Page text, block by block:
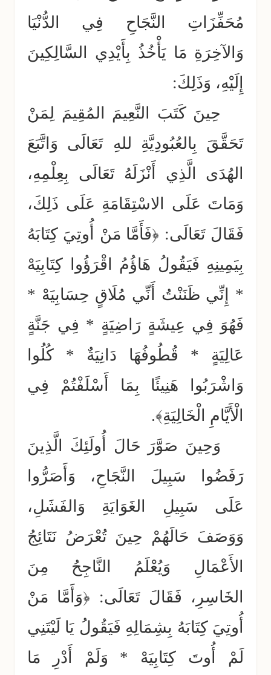
مُحَفِّزَاتِ النَّجَاحِ فِي الدُّنْيَا
وَالآخِرَةِ مَا يَأْخُذُ بِأَيْدِي السَّالِكِينَ
إِلَيْهِ، وَذَلِكَ:
حِينَ كَتَبَ النَّعِيمَ المُقِيمَ لِمَنْ
تَحَقَّقَ بِالعُبُودِيَّةِ للهِ تَعَالَى وَاتَّبَعَ
الهُدَى الَّذِي أَنْزَلَهُ تَعَالَى بِعِلْمِهِ،
وَمَاتَ عَلَى الاسْتِقَامَةِ عَلَى ذَلِكَ،
فَقَالَ تَعَالَى: ﴿فَأَمَّا مَنْ أُوتِيَ كِتَابَهُ
بِيَمِينِهِ فَيَقُولُ هَاؤُمُ اقْرَؤُوا كِتَابِيَهْ
* إِنِّي ظَنَنْتُ أَنِّي مُلَاقٍ حِسَابِيَهْ *
فَهُوَ فِي عِيشَةٍ رَاضِيَةٍ * فِي جَنَّةٍ
عَالِيَةٍ * قُطُوفُهَا دَانِيَةٌ * كُلُوا
وَاشْرَبُوا هَنِيئًا بِمَا أَسْلَفْتُمْ فِي
الْأَيَّامِ الْخَالِيَةِ﴾.
وَحِينَ صَوَّرَ حَالَ أُولَئِكَ الَّذِينَ
رَفَضُوا سَبِيلَ النَّجَاحِ، وَأَصَرُّوا
عَلَى سَبِيلِ الغَوَايَةِ وَالفَشَلِ،
وَوَصَفَ حَالَهُمْ حِينَ تُعْرَضُ نَتَائِجُ
الأَعْمَالِ وَيُعْلَمُ النَّاجِحُ مِنَ
الخَاسِرِ، فَقَالَ تَعَالَى: ﴿وَأَمَّا مَنْ
أُوتِيَ كِتَابَهُ بِشِمَالِهِ فَيَقُولُ يَا لَيْتَنِي
لَمْ أُوتَ كِتَابِيَهْ * وَلَمْ أَدْرِ مَا